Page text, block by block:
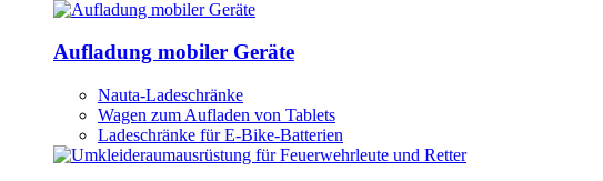
Aufladung mobiler Geräte
Nauta-Ladeschränke
Wagen zum Aufladen von Tablets
Ladeschränke für E-Bike-Batterien